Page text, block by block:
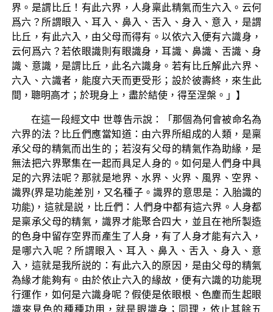
界。是謂比丘！有此六界，人身稟此精氣而生六入。云何
爲六？所謂眼入、耳入、鼻入、舌入、身入、意入，是謂
比丘，有此六入，由父母而得有。以依六入便有六識身，
云何爲六？若依眼識則有眼識身，耳識、鼻識、舌識、身
識、意識，是謂比丘，此名六識身。若有比丘解此六界、
六入、六識者，能度六天而更受形；設於彼壽終，來生此
間，聰明高才；於現身上，盡於結使，得至涅槃。」】
在這一段經文中 世尊告示說：「那個為何會被命名為
六界的法？比丘們應當知道：由六界所組成的人類，是稟
承父母的精氣而出生的；若沒有父母的精氣作為助緣，是
無法把六界聚集在一起而具足人身的。如何是人們身中具
足的六界法呢？那就是地界、水界、火界、風界、空界、
識界(界是功能差別，又名種子。識界的意思是：入胎識的
功能)，這就是説，比丘們：人們身中都有這六界。人身都
是稟承父母的精氣，識界才能聚合四大，並且在祂所製造
的色身中留存空界而產生了人身，有了人身才能有六入，
是哪六入呢？所謂眼入、耳入、鼻入、舌入、身入、意
入，這就是我所説的：有此六入的原因，是由父母的精氣
為緣才能夠有。由於依止六入的緣故，便有六識的功能現
行運作，如何是六識身呢？假使是依眼根、色塵而生起眼
識來見色的種種功用，就是眼識身；同理，依止其餘五